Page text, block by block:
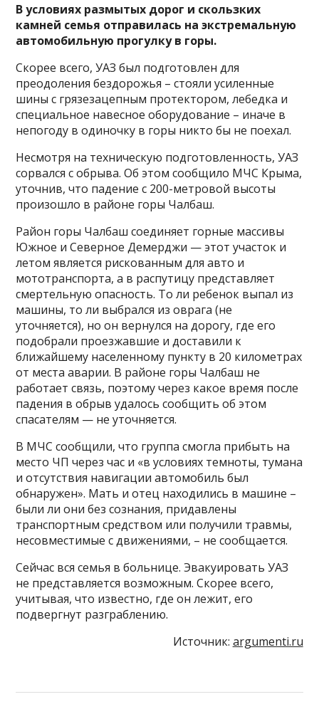
В условиях размытых дорог и скользких
камней семья отправилась на экстремальную
автомобильную прогулку в горы.
Скорее всего, УАЗ был подготовлен для
преодоления бездорожья – стояли усиленные
шины с грязезацепным протектором, лебедка и
специальное навесное оборудование – иначе в
непогоду в одиночку в горы никто бы не поехал.
Несмотря на техническую подготовленность, УАЗ
сорвался с обрыва. Об этом сообщило МЧС Крыма,
уточнив, что падение с 200-метровой высоты
произошло в районе горы Чалбаш.
Район горы Чалбаш соединяет горные массивы
Южное и Северное Демерджи — этот участок и
летом является рискованным для авто и
мототранспорта, а в распутицу представляет
смертельную опасность. То ли ребенок выпал из
машины, то ли выбрался из оврага (не
уточняется), но он вернулся на дорогу, где его
подобрали проезжавшие и доставили к
ближайшему населенному пункту в 20 километрах
от места аварии. В районе горы Чалбаш не
работает связь, поэтому через какое время после
падения в обрыв удалось сообщить об этом
спасателям — не уточняется.
В МЧС сообщили, что группа смогла прибыть на
место ЧП через час и «в условиях темноты, тумана
и отсутствия навигации автомобиль был
обнаружен». Мать и отец находились в машине –
были ли они без сознания, придавлены
транспортным средством или получили травмы,
несовместимые с движениями, – не сообщается.
Сейчас вся семья в больнице. Эвакуировать УАЗ
не представляется возможным. Скорее всего,
учитывая, что известно, где он лежит, его
подвергнут разграблению.
Источник: argumenti.ru